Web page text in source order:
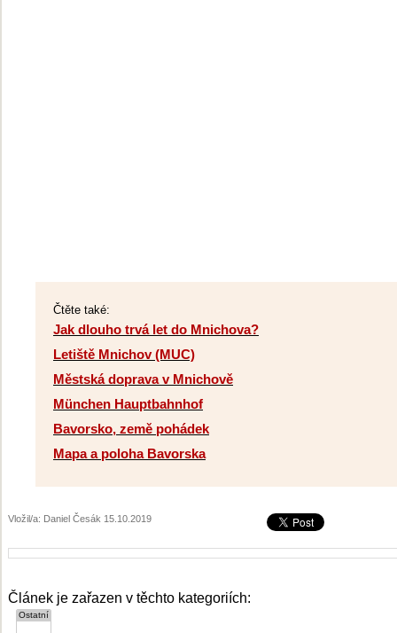
Čtěte také:
Jak dlouho trvá let do Mnichova?
Letiště Mnichov (MUC)
Městská doprava v Mnichově
München Hauptbahnhof
Bavorsko, země pohádek
Mapa a poloha Bavorska
Vložil/a: Daniel Česák 15.10.2019
Článek je zařazen v těchto kategoriích: